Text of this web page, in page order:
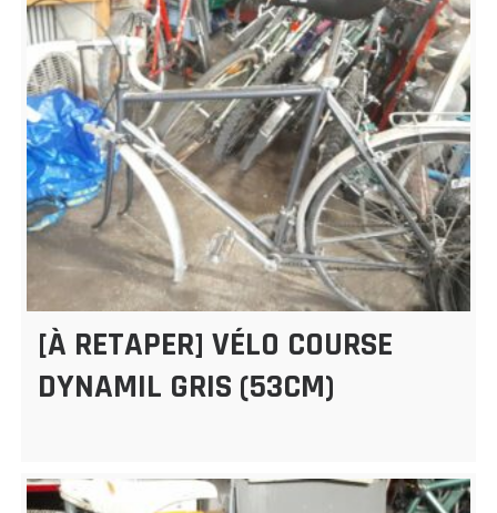
[À RETAPER] VÉLO COURSE
DYNAMIL GRIS (53CM)